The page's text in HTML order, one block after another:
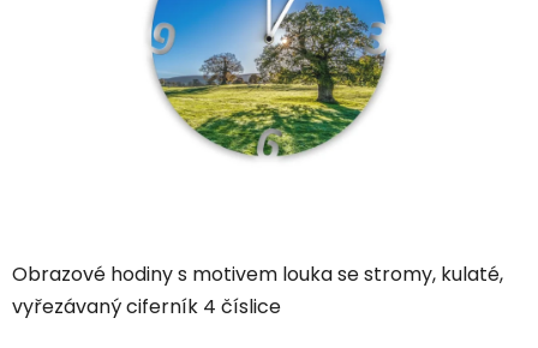
Obrazové hodiny s motivem louka se stromy, kulaté,
vyřezávaný ciferník 4 číslice